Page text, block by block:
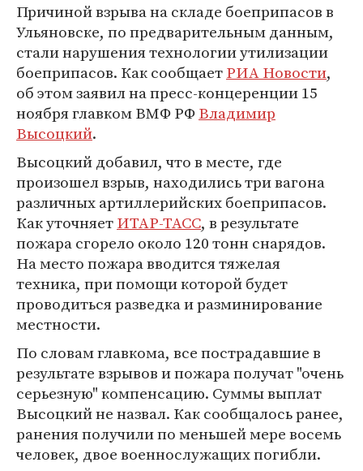
Причиной взрыва на складе боеприпасов в
Ульяновске, по предварительным данным,
стали нарушения технологии утилизации
боеприпасов. Как сообщаетРИА Новости,
об этом заявил на пресс-концеренции 15
ноября главком ВМФ РФВладимир
Высоцкий.
Высоцкий добавил, что в месте, где
произошел взрыв, находились три вагона
различных артиллерийских боеприпасов.
Как уточняетИТАР-ТАСС, в результате
пожара сгорело около 120 тонн снарядов.
На место пожара вводится тяжелая
техника, при помощи которой будет
проводиться разведка и разминирование
местности.
По словам главкома, все пострадавшие в
результате взрывов и пожара получат "очень
серьезную" компенсацию. Суммы выплат
Высоцкий не назвал. Как сообщалось ранее,
ранения получили по меньшей мере восемь
человек, двое военнослужащих погибли.